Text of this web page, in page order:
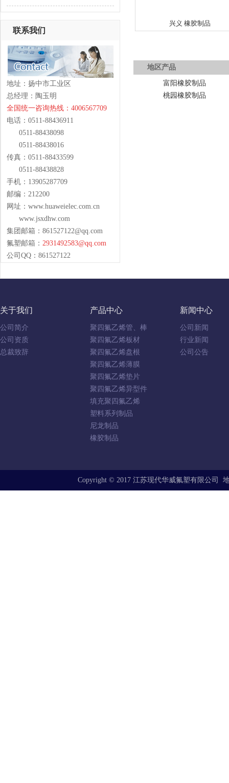
联系我们
地址：扬中市工业区
总经理：陶玉明
全国统一咨询热线：4006567709
电话：0511-88436911
0511-88438098
0511-88438016
传真：0511-88433599
0511-88438828
手机：13905287709
邮编：212200
网址：www.huaweielec.com.cn
www.jsxdhw.com
集团邮箱： 861527122@qq.com
氟塑邮箱： 2931492583@qq.com
公司QQ：861527122
兴义 橡胶制品
地区产品
富阳橡胶制品
桃园橡胶制品
关于我们
公司简介
公司资质
总裁致辞
产品中心
聚四氟乙烯管、棒
聚四氟乙烯板材
聚四氟乙烯盘根
聚四氟乙烯薄膜
聚四氟乙烯垫片
聚四氟乙烯异型件
填充聚四氟乙烯
塑料系列制品
尼龙制品
橡胶制品
新闻中心
公司新闻
行业新闻
公司公告
Copyright © 2017 江苏现代华威氟塑有限公司